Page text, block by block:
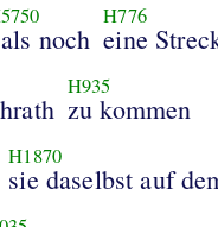
noch
H776
eine
H935
zu kommen
H1870
sie daselbst auf